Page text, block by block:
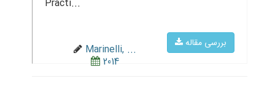
بررسی مقاله
Practi...
Marinelli, ...
2014